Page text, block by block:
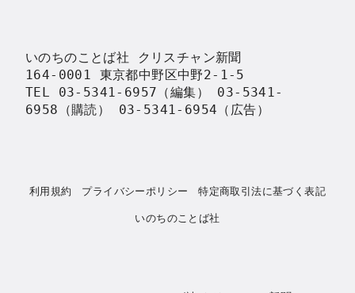
いのちのことば社 クリスチャン新聞
164-0001 東京都中野区中野2-1-5
TEL 03-5341-6957（編集） 03-5341-
6958（購読） 03-5341-6954（広告）
利用規約 プライバシーポリシー
特定商取引法に基づく表記
いのちのことば社